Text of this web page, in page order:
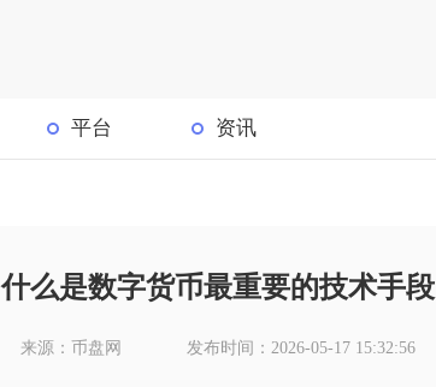
平台 资讯
什么是数字货币最重要的技术手段
来源：币盘网 发布时间：2026-05-17 15:32:56